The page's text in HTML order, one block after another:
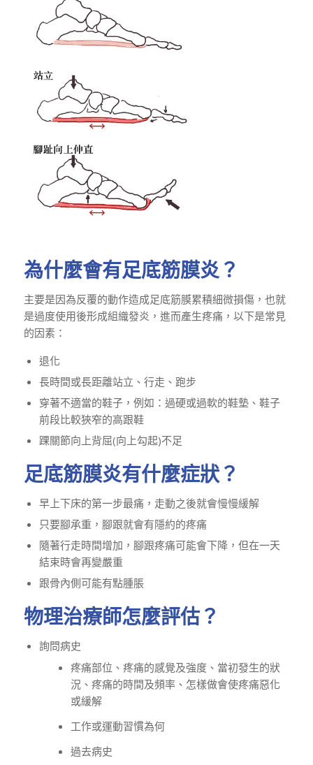
為什麼會有足底筋膜炎？
主要是因為反覆的動作造成足底筋膜累積細微損傷，也就
是過度使用後形成組織發炎，進而產生疼痛，以下是常見
的因素：
退化
長時間或長距離站立、行走、跑步
穿著不適當的鞋子，例如：過硬或過軟的鞋墊、鞋子
前段比較狹窄的高跟鞋
踝關節向上背屈(向上勾起)不足
足底筋膜炎有什麼症狀？
早上下床的第一步最痛，走動之後就會慢慢緩解
只要腳承重，腳跟就會有隱約的疼痛
隨著行走時間增加，腳跟疼痛可能會下降，但在一天
結束時會再變嚴重
跟骨內側可能有點腫脹
物理治療師怎麼評估？
詢問病史
疼痛部位、疼痛的感覺及強度、當初發生的狀
況、疼痛的時間及頻率、怎樣做會使疼痛惡化
或緩解
工作或運動習慣為何
過去病史